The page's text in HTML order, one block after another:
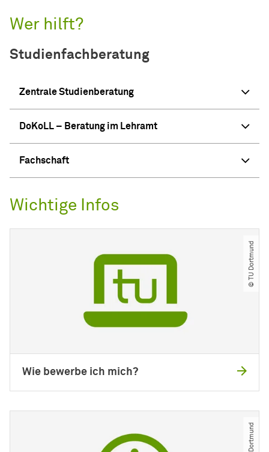
Wer hilft?
Studienfachberatung
Zentrale Studienberatung
DoKoLL – Beratung im Lehramt
Fachschaft
Wichtige Infos
© TU Dortmund
Wie bewerbe ich mich?